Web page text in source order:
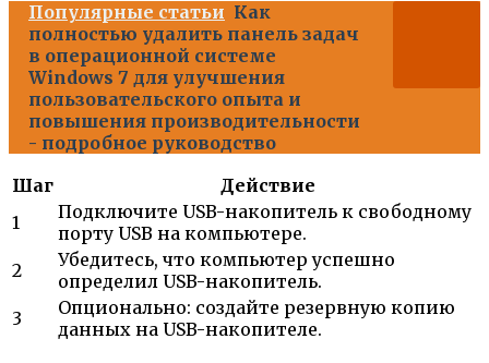
Популярные статьи Как
полностью удалить панель задач
в операционной системе
Windows 7 для улучшения
пользовательского опыта и
повышения производительности
- подробное руководство
Шаг
Действие
1
Подключите USB-накопитель к свободному
порту USB на компьютере.
2
Убедитесь, что компьютер успешно
определил USB-накопитель.
3
Опционально: создайте резервную копию
данных на USB-накопителе.